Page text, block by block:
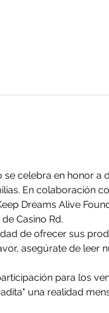
se celebra en honor a
En colaboración
Dreams Alive
Casino Rd.
de ofrecer sus
asegúrate de leer
para los
una realidad